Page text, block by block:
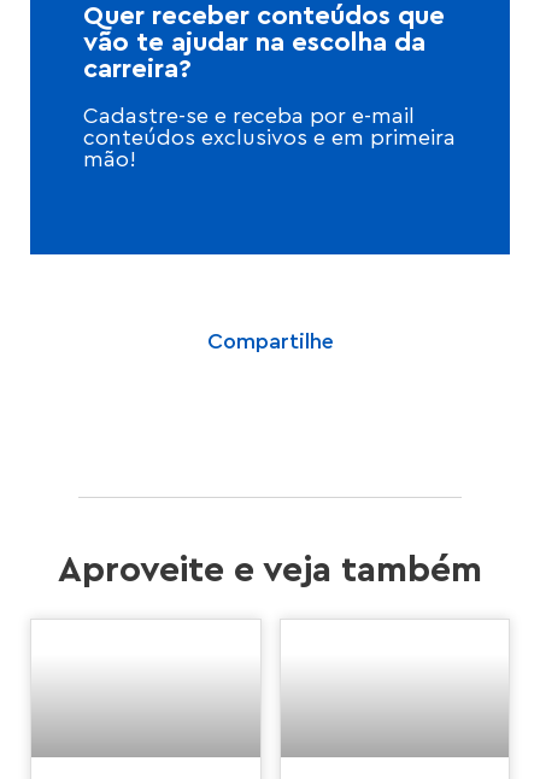
Quer receber conteúdos que
vão te ajudar na escolha da
carreira?
Cadastre-se e receba por e-mail
conteúdos exclusivos e em primeira
mão!
Compartilhe
Aproveite e veja também